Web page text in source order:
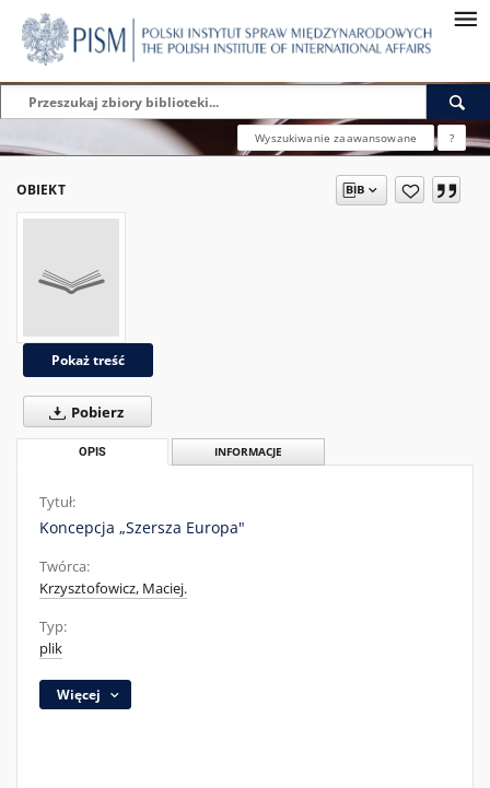
Wyszukiwanie zaawansowane ?
OBIEKT
Pokaż treść
Pobierz
OPIS INFORMACJE
Tytuł:
Koncepcja „Szersza Europa"
Twórca:
Krzysztofowicz, Maciej.
Typ:
plik
Więcej